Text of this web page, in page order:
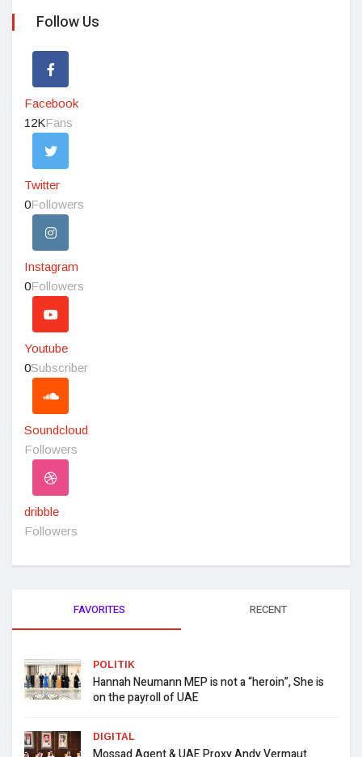
Follow Us
Facebook
12KFans
Twitter
0Followers
Instagram
0Followers
Youtube
0Subscriber
Soundcloud
Followers
dribble
Followers
FAVORITES RECENT
POLITIK
Hannah Neumann MEP is not a “heroin”, She is
on the payroll of UAE
DIGITAL